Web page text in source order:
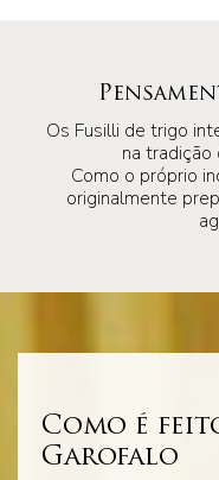
Os Fusilli de trigo
na tradição
Como o próprio
originalmente
Como é
Garofalo